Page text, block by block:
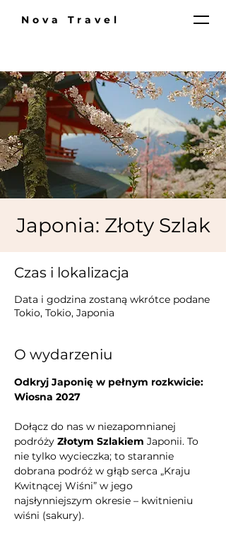
Nova Travel
Japonia: Złoty Szlak
Czas i lokalizacja
Data i godzina zostaną wkrótce podane
Tokio, Tokio, Japonia
O wydarzeniu
Odkryj Japonię w pełnym rozkwicie:
Wiosna 2027
Dołącz do nas w niezapomnianej
podróży Złotym Szlakiem Japonii. To
nie tylko wycieczka; to starannie
dobrana podróż w głąb serca „Kraju
Kwitnącej Wiśni” w jego
najsłynniejszym okresie – kwitnieniu
wiśni (sakury).